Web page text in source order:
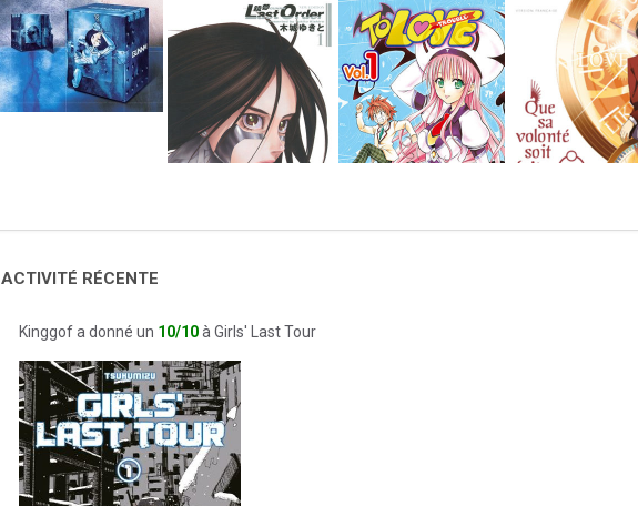
RÉCENTE
Kinggof a donné un 10/10à Girls' Last Tour